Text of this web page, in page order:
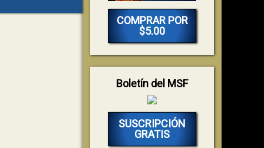
COMPRAR POR
$5.00
Boletín del MSF
SUSCRIPCIÓN
GRATIS